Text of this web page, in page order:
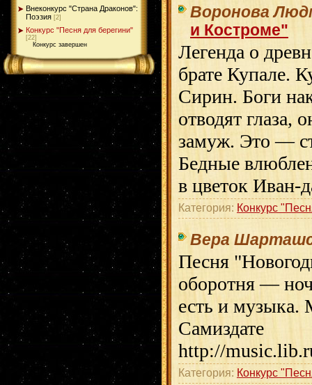
Внеконкурс "Страна Драконов":
Поэзия [2]
Конкурс "Песня для берегини"
[22]
Конкурс завершен
Воронова
и Костроме"
Легенда о
брате Купале.
Сирин. Боги
отводят глаза,
замуж. Это —
Бедные
в цветок Иван-
Категория: Конкурс
Вера
Песня
оборотня —
есть и
Самиздате
http://
Категория: Конкурс